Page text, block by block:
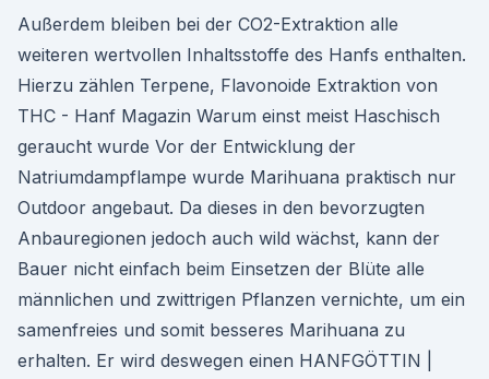
Außerdem bleiben bei der CO2-Extraktion alle
weiteren wertvollen Inhaltsstoffe des Hanfs enthalten.
Hierzu zählen Terpene, Flavonoide Extraktion von
THC - Hanf Magazin Warum einst meist Haschisch
geraucht wurde Vor der Entwicklung der
Natriumdampflampe wurde Marihuana praktisch nur
Outdoor angebaut. Da dieses in den bevorzugten
Anbauregionen jedoch auch wild wächst, kann der
Bauer nicht einfach beim Einsetzen der Blüte alle
männlichen und zwittrigen Pflanzen vernichte, um ein
samenfreies und somit besseres Marihuana zu
erhalten. Er wird deswegen einen HANFGÖTTIN |